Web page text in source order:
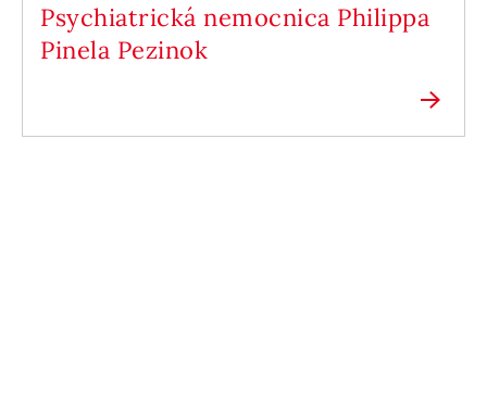
Psychiatrická nemocnica Philippa
Pinela Pezinok